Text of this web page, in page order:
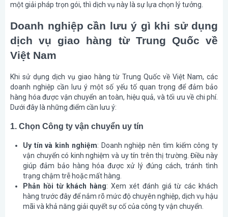
một giải pháp trọn gói, thì dịch vụ này là sự lựa chọn lý tưởng.
Doanh nghiệp cần lưu ý gì khi sử dụng
dịch vụ giao hàng từ Trung Quốc về
Việt Nam
Khi sử dụng dịch vụ giao hàng từ Trung Quốc về Việt Nam, các
doanh nghiệp cần lưu ý một số yếu tố quan trọng để đảm bảo
hàng hóa được vận chuyển an toàn, hiệu quả, và tối ưu về chi phí.
Dưới đây là những điểm cần lưu ý:
1. Chọn Công ty vận chuyển uy tín
Uy tín và kinh nghiệm: Doanh nghiệp nên tìm kiếm công ty
vận chuyển có kinh nghiệm và uy tín trên thị trường. Điều này
giúp đảm bảo hàng hóa được xử lý đúng cách, tránh tình
trạng chậm trễ hoặc mất hàng.
Phản hồi từ khách hàng: Xem xét đánh giá từ các khách
hàng trước đây để nắm rõ mức độ chuyên nghiệp, dịch vụ hậu
mãi và khả năng giải quyết sự cố của công ty vận chuyển.